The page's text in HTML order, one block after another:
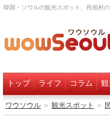
韓国・ソウルの観光スポット、民俗村
トップ ライフ コラム
ワウソウル ＞ 観光スポット ＞